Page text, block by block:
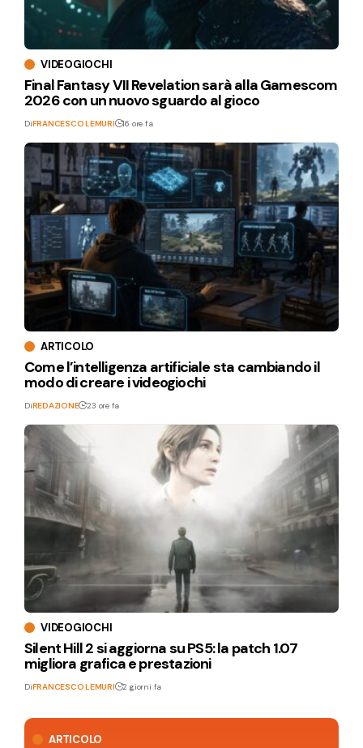
ARTICOLO
VIDEOGIOCHI
Final Fantasy VII Revelation sarà alla Gamescom
2026 con un nuovo sguardo al gioco
DiFRANCESCO LEMURI 16 ore fa
ARTICOLO
Come l’intelligenza artificiale sta cambiando il
modo di creare i videogiochi
DiREDAZIONE 23 ore fa
VIDEOGIOCHI
Silent Hill 2 si aggiorna su PS5: la patch 1.07
migliora grafica e prestazioni
DiFRANCESCO LEMURI 2 giorni fa